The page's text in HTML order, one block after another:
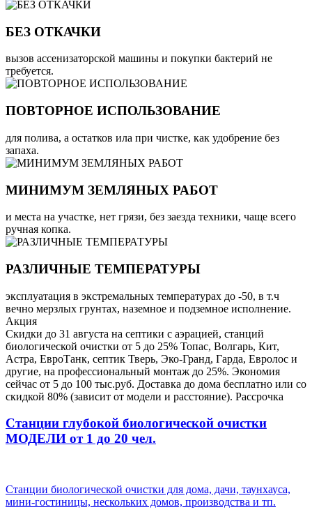
БЕЗ ОТКАЧКИ
вызов ассенизаторской машины и покупки бактерий не
требуется.
ПОВТОРНОЕ ИСПОЛЬЗОВАНИЕ
для полива, а остатков ила при чистке, как удобрение без
запаха.
МИНИМУМ ЗЕМЛЯНЫХ РАБОТ
и места на участке, нет грязи, без заезда техники, чаще всего
ручная копка.
РАЗЛИЧНЫЕ ТЕМПЕРАТУРЫ
эксплуатация в экстремальных температурах до -50, в т.ч
вечно мерзлых грунтах, наземное и подземное исполнение.
Акция
Скидки до 31 августа на септики с аэрацией, станций
биологической очистки от 5 до 25% Топас, Волгарь, Кит,
Астра, ЕвроТанк, септик Тверь, Эко-Гранд, Гарда, Евролос и
другие, на профессиональный монтаж до 25%. Экономия
сейчас от 5 до 100 тыс.руб. Доставка до дома бесплатно или со
скидкой 80% (зависит от модели и расстояние). Рассрочка
Станции глубокой биологической очистки
МОДЕЛИ от 1 до 20 чел.
Станции биологической очистки для дома, дачи, таунхауса,
мини-гостиницы, нескольких домов, производства и тп.